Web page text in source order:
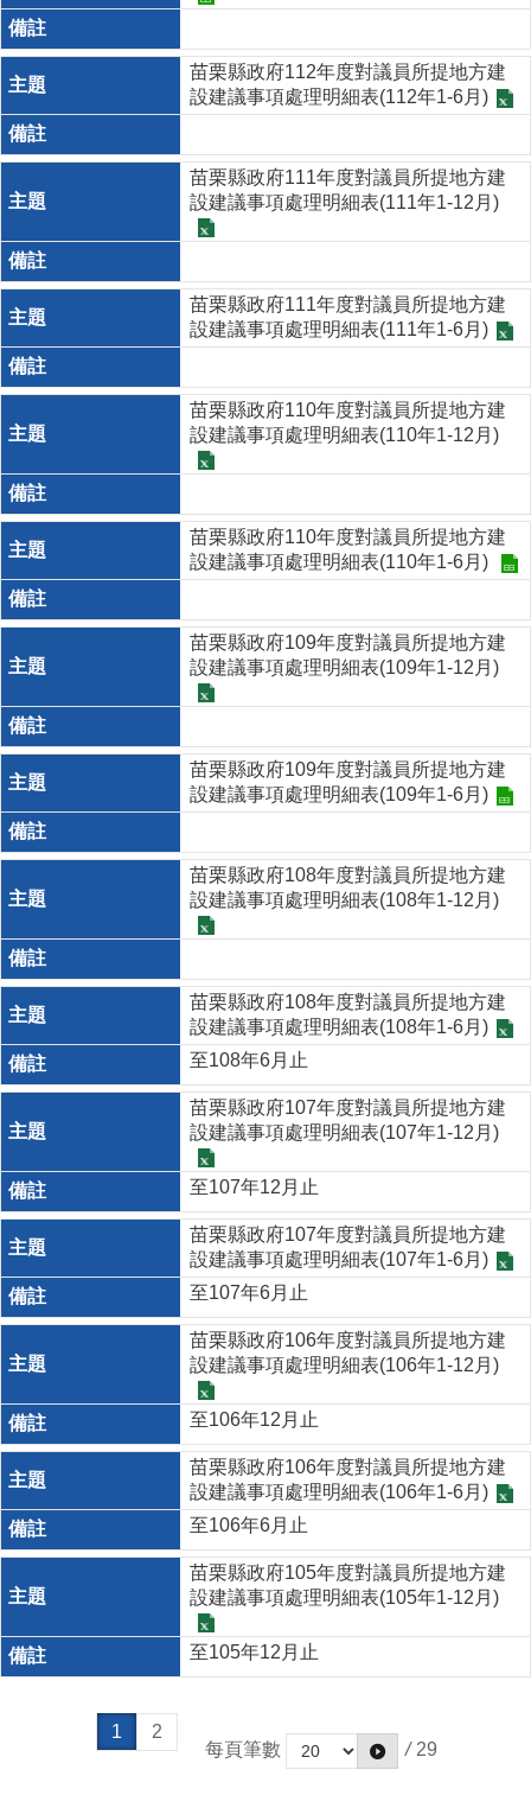
苗栗縣政府112年度對議員所提地方建
設建議事項處理明細表(112年1-6月)
苗栗縣政府111年度對議員所提地方建
設建議事項處理明細表(111年1-12月)
苗栗縣政府111年度對議員所提地方建
設建議事項處理明細表(111年1-6月)
苗栗縣政府110年度對議員所提地方建
設建議事項處理明細表(110年1-12月)
苗栗縣政府110年度對議員所提地方建
設建議事項處理明細表(110年1-6月)
苗栗縣政府109年度對議員所提地方建
設建議事項處理明細表(109年1-12月)
苗栗縣政府109年度對議員所提地方建
設建議事項處理明細表(109年1-6月)
苗栗縣政府108年度對議員所提地方建
設建議事項處理明細表(108年1-12月)
苗栗縣政府108年度對議員所提地方建
設建議事項處理明細表(108年1-6月)
至108年6月止
苗栗縣政府107年度對議員所提地方建
設建議事項處理明細表(107年1-12月)
至107年12月止
苗栗縣政府107年度對議員所提地方建
設建議事項處理明細表(107年1-6月)
至107年6月止
苗栗縣政府106年度對議員所提地方建
設建議事項處理明細表(106年1-12月)
至106年12月止
苗栗縣政府106年度對議員所提地方建
設建議事項處理明細表(106年1-6月)
至106年6月止
苗栗縣政府105年度對議員所提地方建
設建議事項處理明細表(105年1-12月)
至105年12月止
1
2
每頁筆數
/ 29